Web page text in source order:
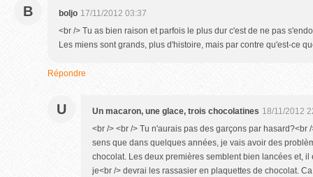
B boljo 17/11/2012 03:37
<br /> Tu as bien raison et parfois le plus dur c'est de ne pas
Les miens sont grands, plus d'histoire, mais par contre qu'est-ce
Répondre
U Un macaron, une glace, trois chocolatines 18/11/2012
<br /> <br /> Tu n'aurais pas des garçons par hasard?<br
sens que dans quelques années, je vais avoir des
chocolat. Les deux premières semblent bien lancées et,
je<br /> devrai les rassasier en plaquettes de chocolat.